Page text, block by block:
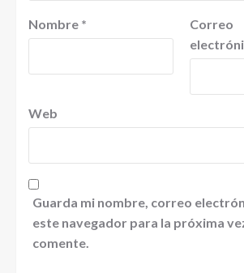
Nombre *
Correo
Web
Guarda mi nombre, correo
este navegador para la próxima
comente.